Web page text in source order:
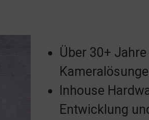
Über 30+
Inhouse
Entwicklung